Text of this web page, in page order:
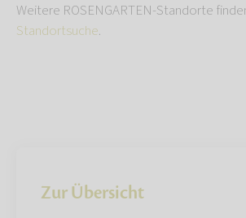
Weitere ROSENGARTEN-Standorte
Standortsuche.
Zur Übersicht